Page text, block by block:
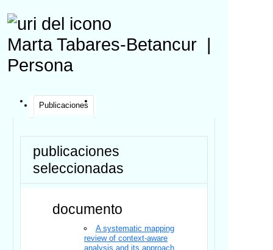
Marta Tabares-Betancur
Persona
Publicaciones
publicaciones
seleccionadas
documento
A systematic mapping
review of context-aware
analysis and its approach